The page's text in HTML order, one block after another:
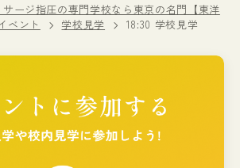
ージ指圧の専門学校なら東京の名門【東洋
ベント 学校見学 18:30 学校見学